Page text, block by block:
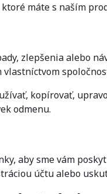
máte s naším
zlepšenia alebo
kopírovať,
odmenu.
aby sme vám
účtu alebo